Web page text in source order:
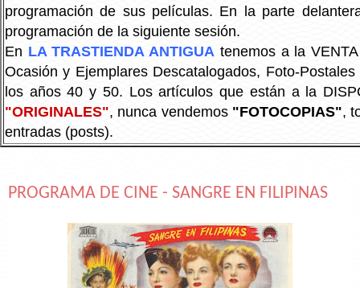
programación de sus películas. En la parte
programación de la siguiente sesión.
En LA TRASTIENDA ANTIGUA tenemos a la
Ocasión y Ejemplares Descatalogados, Foto-
los años 40 y 50. Los artículos que están a la
"ORIGINALES", nunca vendemos "FOTOCOPIAS",
entradas (posts).
PROGRAMA DE CINE - SANGRE EN FILIPINAS